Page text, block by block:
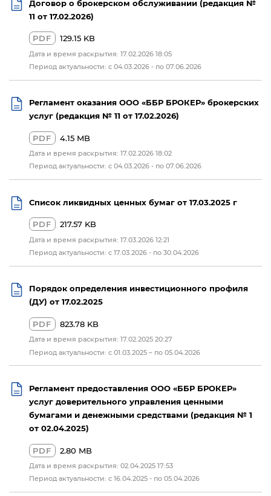
Договор о брокерском обслуживании (редакция №
11 от 17.02.2026)
PDF 129.15 KB
Дата и время раскрытия: 17.02.2026 18:05
Период актуальности: с 04.03.2026 - по 07.06.2026
Регламент оказания ООО «ББР БРОКЕР» брокерских
услуг (редакция № 11 от 17.02.2026)
PDF 4.15 MB
Дата и время раскрытия: 17.02.2026 18:02
Период актуальности: с 04.03.2026 - по 07.06.2026
Список ликвидных ценных бумаг от 17.03.2025 г
PDF 217.57 KB
Дата и время раскрытия: 17.03.2026 12:21
Период актуальности: c 17.03.2026 - по 30.04.2026
Порядок определения инвестиционного профиля
(ДУ) от 17.02.2025
PDF 823.78 KB
Дата и время раскрытия: 17.02.2025 20:27
Период актуальности: с 01.03.2025 – по 05.04.2026
Регламент предоставления ООО «ББР БРОКЕР»
услуг доверительного управления ценными
бумагами и денежными средствами (редакция № 1
от 02.04.2025)
PDF 2.80 MB
Дата и время раскрытия: 02.04.2025 17:53
Период актуальности: с 16.04.2025 - по 05.04.2026